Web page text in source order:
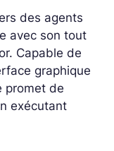
des agents
avec son tout
Capable de
graphique
promet de
exécutant